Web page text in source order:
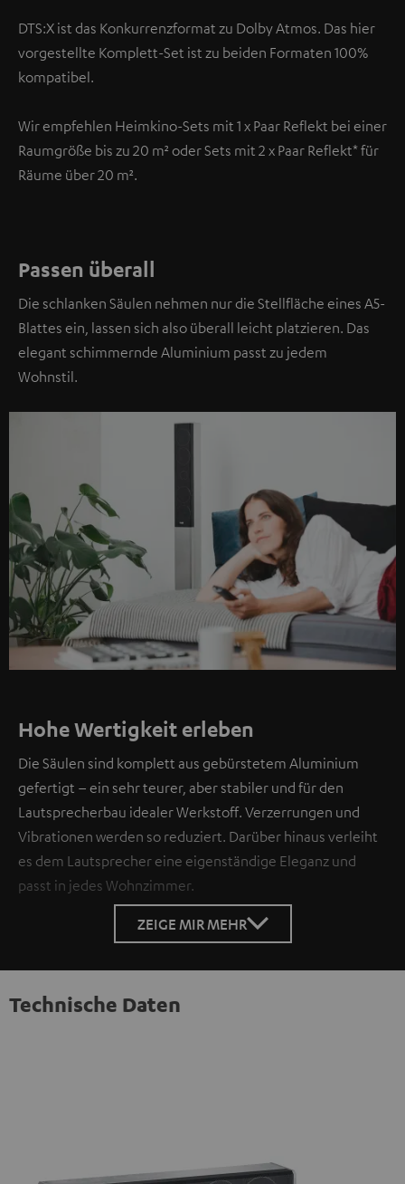
DTS:X ist das Konkurrenzformat zu Dolby Atmos. Das hier
vorgestellte Komplett-Set ist zu beiden Formaten 100%
kompatibel.
Wir empfehlen Heimkino-Sets mit 1 x Paar Reflekt bei einer
Raumgröße bis zu 20 m² oder Sets mit 2 x Paar Reflekt* für
Räume über 20 m².
Passen überall
Die schlanken Säulen nehmen nur die Stellfläche eines A5-
Blattes ein, lassen sich also überall leicht platzieren. Das
elegant schimmernde Aluminium passt zu jedem
Wohnstil.
Hohe Wertigkeit erleben
Die Säulen sind komplett aus gebürstetem Aluminium
gefertigt – ein sehr teurer, aber stabiler und für den
Lautsprecherbau idealer Werkstoff. Verzerrungen und
Vibrationen werden so reduziert. Darüber hinaus verleiht
es dem Lautsprecher eine eigenständige Eleganz und
passt in jedes Wohnzimmer.
ZEIGE MIR MEHR
Technische Daten